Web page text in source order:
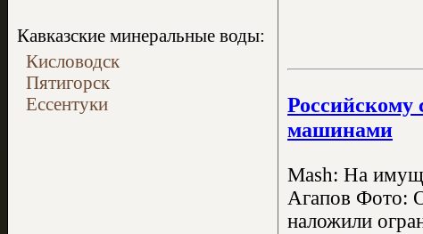
Кавказские минеральные воды:
Кисловодск
Пятигорск
Ессентуки
Российскому
машинами
Mash: На
Агапов Фото:
наложили